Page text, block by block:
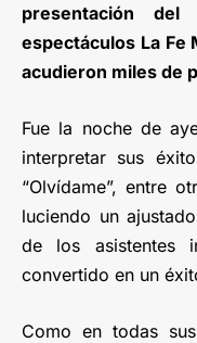
presentación
espectáculos La Fe
acudieron miles de
Fue la noche de
interpretar sus
“Olvídame”, entre
luciendo un
de los asistentes
convertido en un
Como en todas